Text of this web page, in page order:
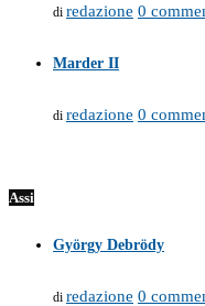
di redazione 0
Marder II
di redazione 0
Assi
György Debrödy
di redazione 0